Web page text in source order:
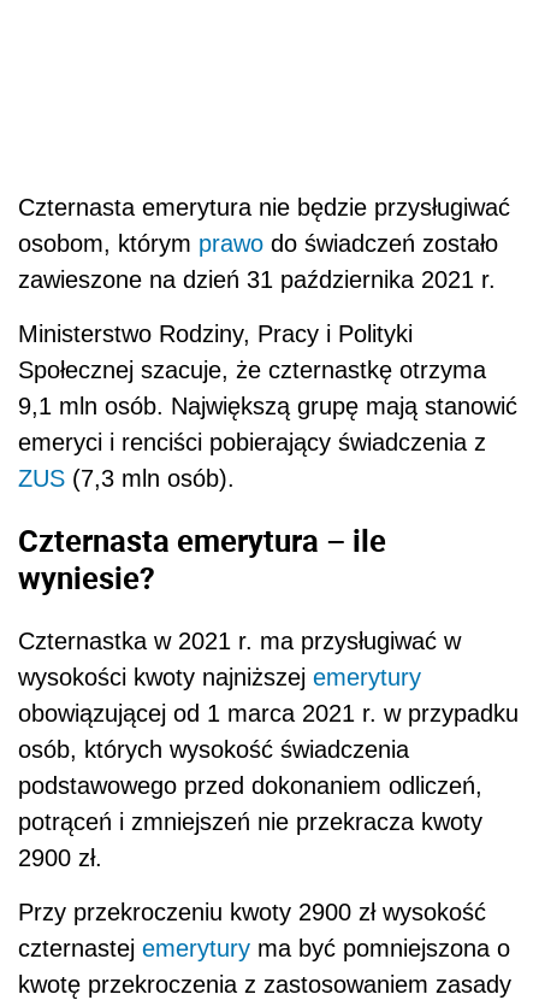
Czternasta emerytura nie będzie przysługiwać
osobom, którym prawo do świadczeń zostało
zawieszone na dzień 31 października 2021 r.
Ministerstwo Rodziny, Pracy i Polityki
Społecznej szacuje, że czternastkę otrzyma
9,1 mln osób. Największą grupę mają stanowić
emeryci i renciści pobierający świadczenia z
ZUS (7,3 mln osób).
Czternasta emerytura – ile
wyniesie?
Czternastka w 2021 r. ma przysługiwać w
wysokości kwoty najniższej emerytury
obowiązującej od 1 marca 2021 r. w przypadku
osób, których wysokość świadczenia
podstawowego przed dokonaniem odliczeń,
potrąceń i zmniejszeń nie przekracza kwoty
2900 zł.
Przy przekroczeniu kwoty 2900 zł wysokość
czternastej emerytury ma być pomniejszona o
kwotę przekroczenia z zastosowaniem zasady